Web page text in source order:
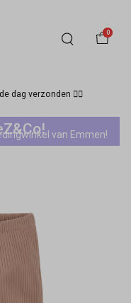
0
dag verzonden 🏃‍♀️
van Emmen!